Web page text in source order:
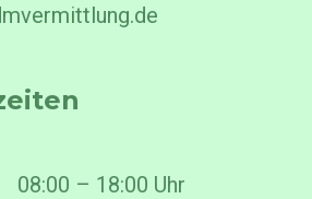
08:00 – 18:00 Uhr